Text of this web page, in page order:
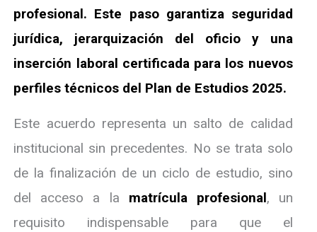
profesional. Este paso garantiza seguridad
jurídica, jerarquización del oficio y una
inserción laboral certificada para los nuevos
perfiles técnicos del Plan de Estudios 2025.
Este acuerdo representa un salto de calidad
institucional sin precedentes. No se trata solo
de la finalización de un ciclo de estudio, sino
del acceso a la matrícula profesional, un
requisito indispensable para que el